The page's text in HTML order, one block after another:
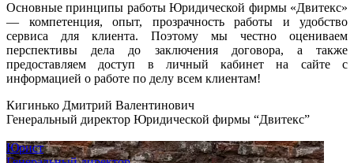
Основные принципы работы Юридической фирмы «Двитекс»
— компетенция, опыт, прозрачность работы и удобство
сервиса для клиента. Поэтому мы честно оцениваем
перспективы дела до заключения договора, а также
предоставляем доступ в личный кабинет на сайте с
информацией о работе по делу всем клиентам!
Кигинько Дмитрий Валентинович
Генеральный директор Юридической фирмы “Двитекс”
Юрист